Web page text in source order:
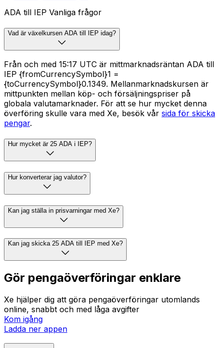
ADA till IEP Vanliga frågor
Vad är växelkursen ADA till IEP idag?
Från och med 15:17 UTC är mittmarknadsräntan ADA till
IEP {fromCurrencySymbol}1 =
{toCurrencySymbol}0.1349. Mellanmarknadskursen är
mittpunkten mellan köp- och försäljningspriser på
globala valutamarknader. För att se hur mycket denna
överföring skulle vara med Xe, besök vår sida för skicka
pengar.
Hur mycket är 25 ADA i IEP?
Hur konverterar jag valutor?
Kan jag ställa in prisvarningar med Xe?
Kan jag skicka 25 ADA till IEP med Xe?
Gör pengaöverföringar enklare
Xe hjälper dig att göra pengaöverföringar utomlands
online, snabbt och med låga avgifter
Kom igång
Ladda ner appen